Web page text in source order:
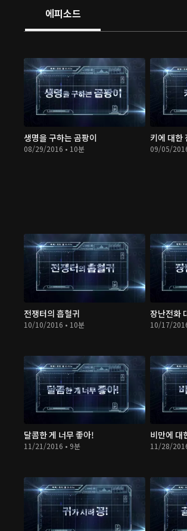
에피소드
생명을 구하는 곰팡이
08/29/2016 • 10분
키에 대한
09/05/
전쟁터의 흡혈귀
10/10/2016 • 10분
장난전화
10/17/
달콤한 게 너무 좋아!
11/21/2016 • 9분
비만에 대
11/28/